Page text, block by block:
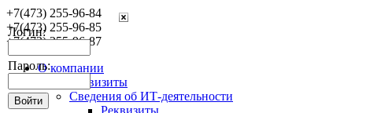
Логин:
Пароль:
+7(473) 255-96-84
+7(473) 255-96-85
+7(473) 255-96-87
О компании
Реквизиты
Сведения об ИТ-деятельности
Реквизиты